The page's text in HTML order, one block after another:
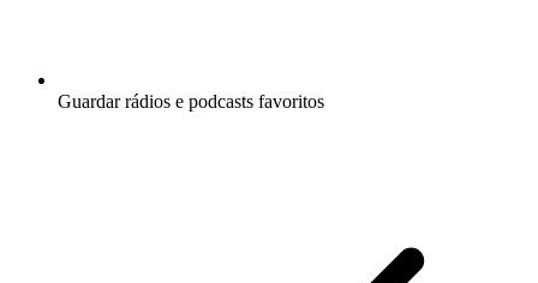
Guardar rádios e podcasts favoritos